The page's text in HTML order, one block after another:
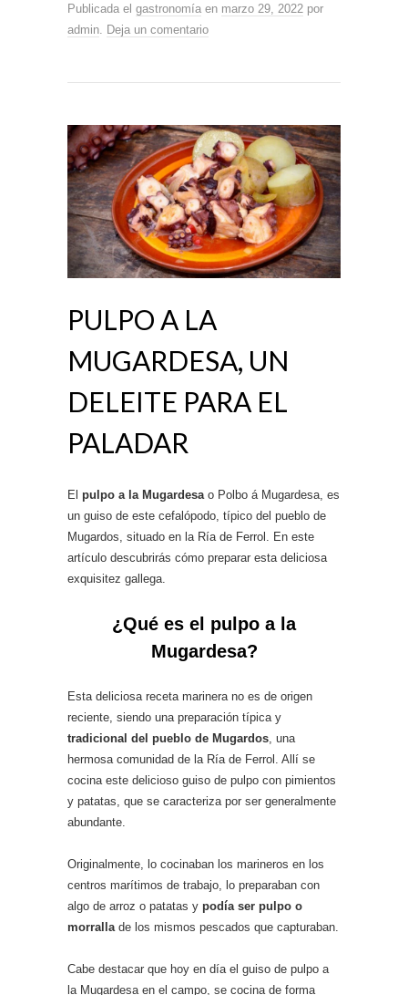
Publicada el gastronomía en marzo 29, 2022 por
admin Deja un comentario
PULPO A LA
MUGARDESA, UN
DELEITE PARA EL
PALADAR
El pulpo a la Mugardesao Polbo á Mugardesa, es
un guiso de este cefalópodo, típico del pueblo de
Mugardos, situado en la Ría de Ferrol. En este
artículo descubrirás cómo preparar esta deliciosa
exquisitez gallega.
¿Qué es el pulpo a la
Mugardesa?
Esta deliciosa receta marinera no es de origen
reciente, siendo una preparación típica y
tradicional del pueblo de Mugardos, una
hermosa comunidad de la Ría de Ferrol. Allí se
cocina este delicioso guiso de pulpo con pimientos
y patatas, que se caracteriza por ser generalmente
abundante.
Originalmente, lo cocinaban los marineros en los
centros marítimos de trabajo, lo preparaban con
algo de arroz o patatas y podía ser pulpo o
morrallade los mismos pescados que capturaban.
Cabe destacar que hoy en día el guiso de pulpo a
la Mugardesa en el campo, se cocina de forma